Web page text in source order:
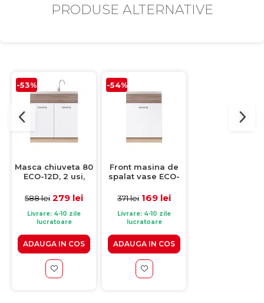
PRODUSE ALTERNATIVE
-53%
Masca chiuveta 80
ECO-12D, 2 usi,
sonoma, fronturi
sanremo, 80x51x82
cm
588 lei 279 lei
Livrare: 4-10 zile
lucratoare
ADAUGA IN COS
-54%
Front masina de
spalat vase ECO-
lucios + stejar
371 lei 169 lei
Livrare: 4-10 zile
lucratoare
ADAUGA IN COS